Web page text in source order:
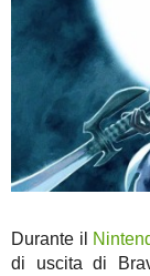
Durante il
di uscita di